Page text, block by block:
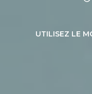
UTILISEZ LE